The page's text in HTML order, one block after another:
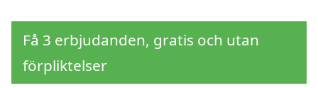
Få 3 erbjudanden, gratis och utan
förpliktelser